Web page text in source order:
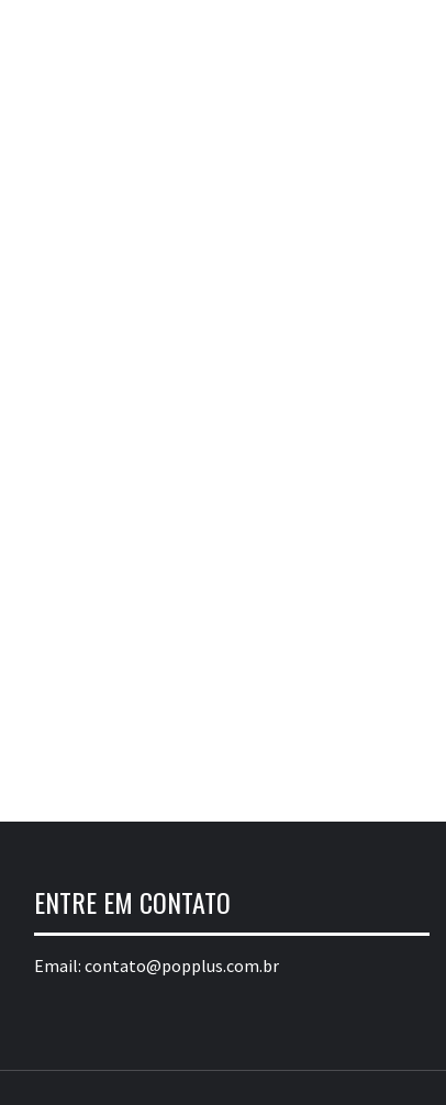
ENTRE EM CONTATO
Email: contato@popplus.com.br